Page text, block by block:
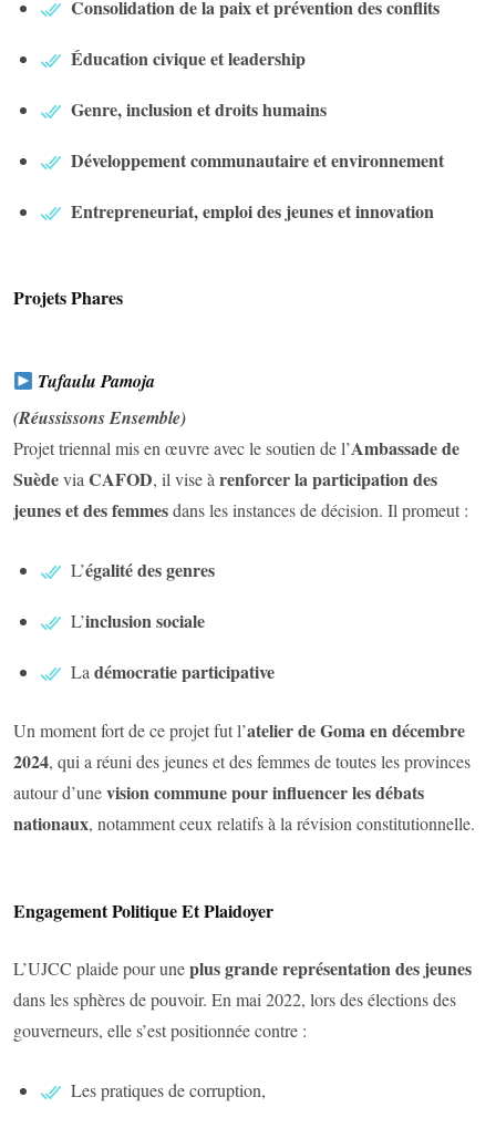
Consolidation de la paix et prévention des conflits
Éducation civique et leadership
Genre, inclusion et droits humains
Développement communautaire et environnement
Entrepreneuriat, emploi des jeunes et innovation
Projets Phares
Tufaulu Pamoja
(Réussissons Ensemble)
Projet triennal mis en œuvre avec le soutien de l’Ambassade de
Suèdevia CAFOD, il vise à renforcer la participation des
jeunes et des femmesdans les instances de décision. Il promeut :
L’égalité des genres
L’inclusion sociale
La démocratie participative
Un moment fort de ce projet fut l’atelier de Goma en décembre
2024, qui a réuni des jeunes et des femmes de toutes les provinces
autour d’unevision commune pour influencer les débats
nationaux, notamment ceux relatifs à la révision constitutionnelle.
Engagement Politique Et Plaidoyer
L’UJCC plaide pour uneplus grande représentation des jeunes
dans les sphères de pouvoir. En mai 2022, lors des élections des
gouverneurs, elle s’est positionnée contre :
Les pratiques de corruption,